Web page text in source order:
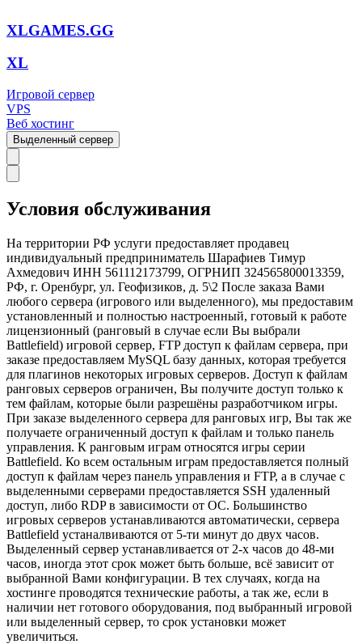
XLGAMES.GG
XL
Игровой сервер
VPS
Веб хостинг
Выделенный сервер
Условия обслуживания
На территории РФ услуги предоставляет продавец
индивидуальный предприниматель Шарафиев Тимур
Ахмедович ИНН 561112173799, ОГРНИП 324565800013359,
РФ, г. Оренбург, ул. Геофизиков, д. 5\2 После заказа Вами
любого сервера (игрового или выделенного), мы предоставим
установленный и полностью настроенный, готовый к работе
лицензионный (ранговый в случае если Вы выбрали
Battlefield) игровой сервер, FTP доступ к файлам сервера, при
заказе предоставляем MySQL базу данных, которая требуется
для плагинов некоторых игровых серверов. Доступ к файлам
ранговых серверов ограничен, Вы получите доступ только к
тем файлам, которые были разрешёны разработчиком игры.
При заказе выделенного сервера для ранговых игр, Вы так же
получаете ограниченный доступ к файлам и только панель
управления. К ранговым играм относятся игры серии
Battlefield. Ко всем остальным играм предоставляется полный
доступ к файлам через панель управления и FTP, а в случае с
выделенными серверами предоставляется SSH удаленный
доступ, либо RDP в зависимости от ОС. Большинство
игровых серверов устанавливаются автоматически, сервера
Battlefield устаналвиваются от 5-ти минут до двух часов.
Выделенный сервер устанавливается от 2-х часов до 48-ми
часов, иногда этот срок может быть больше, всё зависит от
выбранной Вами конфигурации. В тех случаях, когда на
хостинге проводятся технические работы, а так же, если в
наличии нет готового оборудования, под выбранный игровой
или выделенный сервер, то срок установки может
увеличиться.